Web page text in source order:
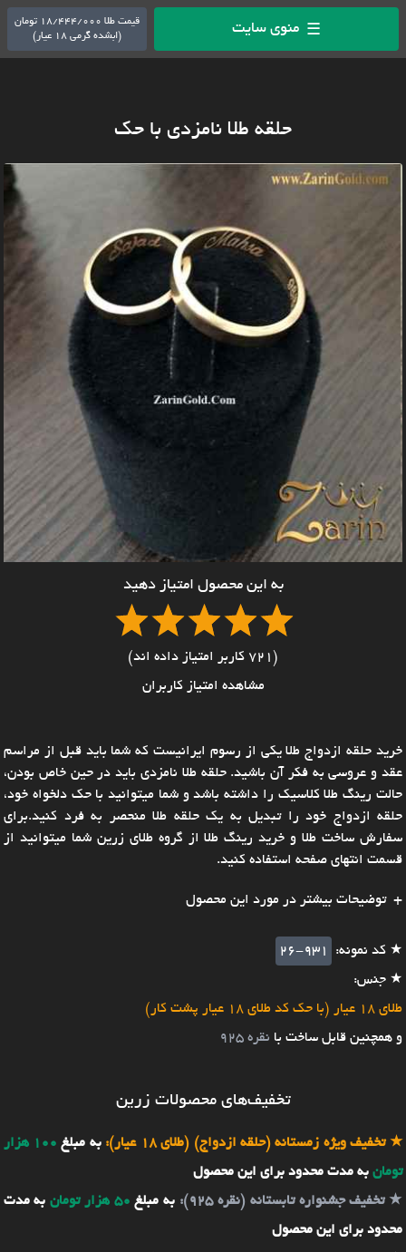
☰ منوی سایت
قیمت طلا 18/444/000 تومان
(ابشده گرمی 18 عیار)
حلقه طلا نامزدی با حک
به این محصول امتیاز دهید
(721 کاربر امتیاز داده اند)
مشاهده امتیاز کاربران
خرید حلقه ازدواج طلا یکی از رسوم ایرانیست که شما باید قبل از مراسم
عقد و عروسی به فکر آن باشید. حلقه طلا نامزدی باید در حین خاص بودن،
حالت رینگ طلا کلاسیک را داشته باشد و شما میتوانید با حک دلخواه خود،
حلقه ازدواج خود را تبدیل به یک حلقه طلا منحصر به فرد کنید.برای
سفارش ساخت طلا و خرید رینگ طلا از گروه طلای زرین شما میتوانید از
قسمت انتهای صفحه استفاده کنید.
توضیحات بیشتر در مورد این محصول
★ کد نمونه:
26-931
★ جنس:
طلای 18 عیار (با حک کد طلای 18 عیار پشت کار)
و همچنین قابل ساخت با نقره 925
تخفیف‌های محصولات زرین
★تخفیف ویژه زمستانه (حلقه ازدواج) (طلای 18 عیار): به مبلغ
100 هزار
تومان به مدت محدود برای این محصول
★تخفیف جشنواره تابستانه (نقره 925): به مبلغ 50 هزار تومان
به مدت
محدود برای این محصول